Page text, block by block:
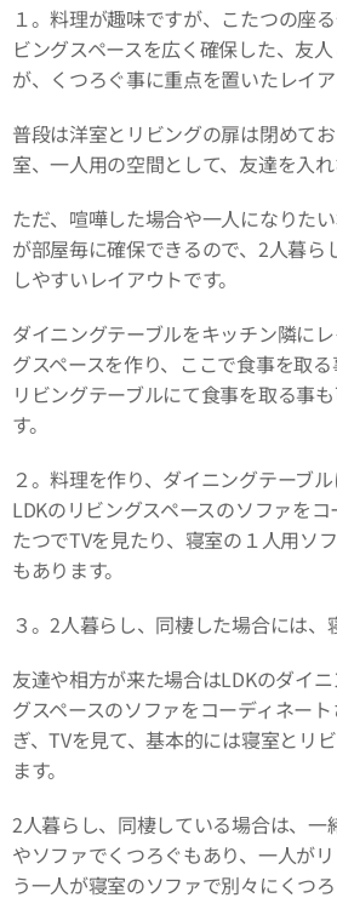
１。料理が趣味ですが、こたつの座
ビングスペースを広く確保した、友
が、くつろぐ事に重点を置いたレイア
普段は洋室とリビングの扉は閉めて
室、一人用の空間として、友達を入れ
ただ、喧嘩した場合や一人になりた
が部屋毎に確保できるので、2人暮ら
しやすいレイアウトです。
ダイニングテーブルをキッチン隣に
グスペースを作り、ここで食事を取る
リビングテーブルにて食事を取る事
す。
２。料理を作り、ダイニングテーブル
LDKのリビングスペースのソファを
たつでTVを見たり、寝室の１人用ソ
もあります。
３。2人暮らし、同棲した場合には、
友達や相方が来た場合はLDKのダイ
グスペースのソファをコーディネー
ぎ、TVを見て、基本的には寝室とリ
ます。
2人暮らし、同棲している場合は、一
やソファでくつろぐもあり、一人が
う一人が寝室のソファで別々にくつろ